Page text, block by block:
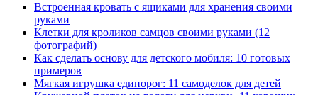
Встроенная кровать с ящиками для хранения своими
руками
Клетки для кроликов самцов своими руками (12
фотографий)
Как сделать основу для детского мобиля: 10 готовых
примеров
Мягкая игрушка единорог: 11 самоделок для детей